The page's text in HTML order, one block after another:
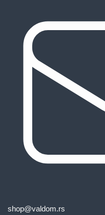
shop@valdom.rs